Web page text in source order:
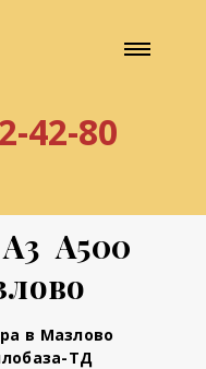
42-80
А500
в Мазлово
ТД